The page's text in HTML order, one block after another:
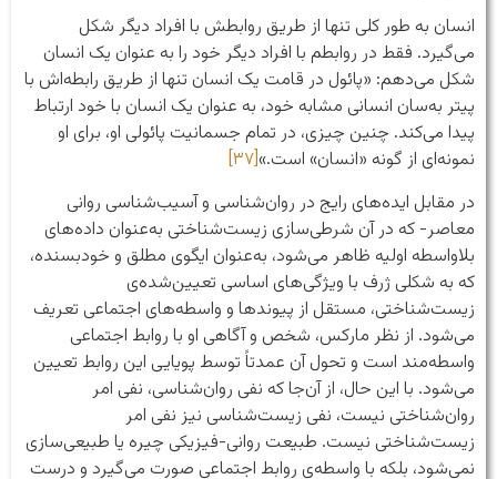
انسان به طور کلی تنها از طریق روابطش با افراد دیگر شکل
می‌گیرد. فقط در روابطم با افراد دیگر خود را به عنوان یک انسان
شکل می‌دهم: «پائول در قامت یک انسان تنها از طریق رابطه‌اش با
پیتر به‌سان انسانی مشابه خود، به عنوان یک انسان با خود ارتباط
پیدا می‌کند. چنین چیزی، در تمام جسمانیت پائولی او، برای او
نمونه‌ای از گونه «انسان» است.»[۳۷]
در مقابل ایده‌های رایج در روان‌شناسی و آسیب‌شناسی روانی
معاصر- که در آن شرطی‌سازی زیست‌شناختی به‌عنوان داده‌های
بلاواسطه اولیه ظاهر می‌شود، به‌عنوان ایگوی مطلق و خودبسنده،
که به شکلی ژرف با ویژگی‌های اساسی تعیین‌شده‌ی
زیست‌شناختی، مستقل از پیوندها و واسطه‌های اجتماعی تعریف
می‌شود. از نظر مارکس، شخص و آگاهی او با روابط اجتماعی
واسطه‌مند است و تحول آن عمدتاً توسط پویایی این روابط تعیین
می‌شود. با این حال، از آن‌جا که نفی روان‌شناسی، نفی امر
روان‌شناختی نیست، نفی زیست‌شناسی نیز نفی امر
زیست‌شناختی نیست. طبیعت روانی-فیزیکی چیره یا طبیعی‌سازی
نمی‌شود، بلکه با واسطه‌ی روابط اجتماعی صورت می‌گیرد و درست